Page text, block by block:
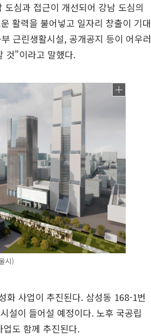
심과 접근이 개선되어 강남 도심의
활력을 불어넣고 일자리 창출이 기대
근린생활시설, 공개공지 등이 어우러
것"이라고 말했다.
시)
화 사업이 추진된다. 삼성동 168-1번
설이 들어설 예정이다. 노후 국공립
도 함께 추진된다.